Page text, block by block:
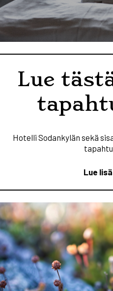
Lue
Hotelli Sodankylän sekä
Lue